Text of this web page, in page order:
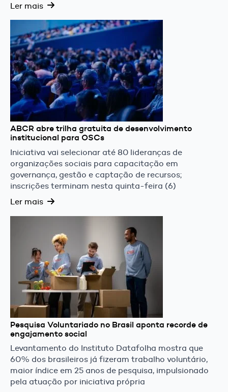
Ler mais
ABCR abre trilha gratuita de desenvolvimento
institucional para OSCs
Iniciativa vai selecionar até 80 lideranças de
organizações sociais para capacitação em
governança, gestão e captação de recursos;
inscrições terminam nesta quinta-feira (6)
Ler mais
Pesquisa Voluntariado no Brasil aponta recorde de
engajamento social
Levantamento do Instituto Datafolha mostra que
60% dos brasileiros já fizeram trabalho voluntário,
maior índice em 25 anos de pesquisa, impulsionado
pela atuação por iniciativa própria